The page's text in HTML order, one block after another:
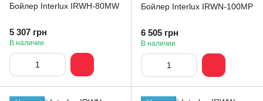
Бойлер Interlux IRWH-80MW
5 307 грн
В наличии
Бойлер Interlux IRWN-100MP
6 505 грн
В наличии